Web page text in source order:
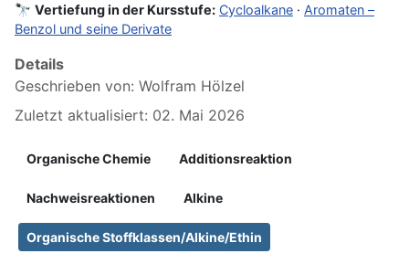
🔭 Vertiefung in der Kursstufe: Cycloalkane · Aromaten –
Benzol und seine Derivate
Details
Geschrieben von: Wolfram Hölzel
Zuletzt aktualisiert: 02. Mai 2026
Organische Chemie Additionsreaktion
Nachweisreaktionen Alkine
Organische Stoffklassen/Alkine/Ethin